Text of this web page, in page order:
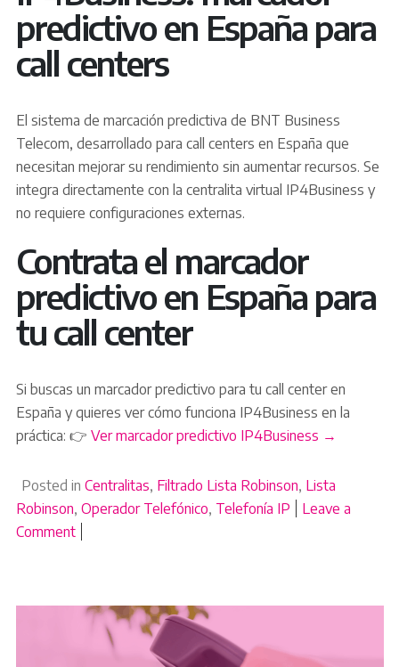
predictivo en España para
call centers
El sistema de marcación predictiva de BNT Business
Telecom, desarrollado para call centers en España que
necesitan mejorar su rendimiento sin aumentar recursos. Se
integra directamente con la centralita virtual IP4Business y
no requiere configuraciones externas.
Contrata el marcador
predictivo en España para
tu call center
Si buscas un marcador predictivo para tu call center en
España y quieres ver cómo funciona IP4Business en la
práctica: 👉 Ver marcador predictivo IP4Business →
Posted in Centralitas, Filtrado Lista Robinson, Lista
Robinson, Operador Telefónico, Telefonía IP
Leave a
Commenton Marcador predictivo en España: por qué tu call